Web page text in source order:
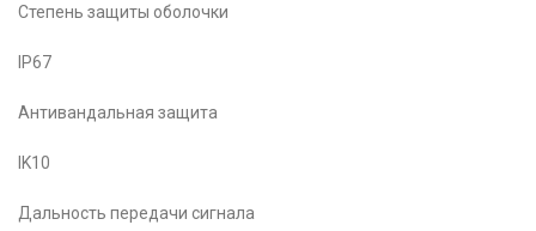
Степень защиты оболочки
IP67
Антивандальная защита
IK10
Дальность передачи сигнала